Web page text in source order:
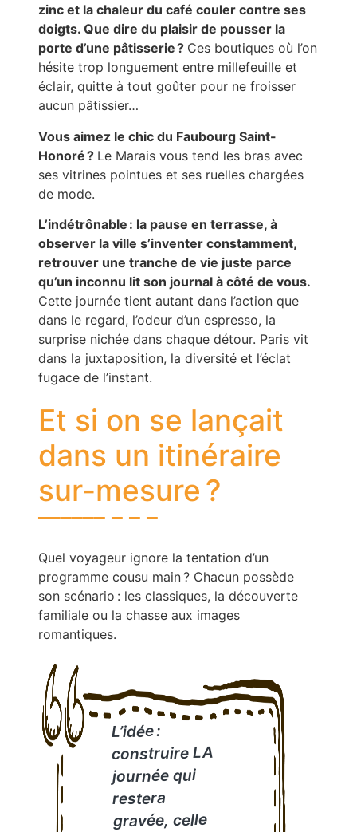
zinc et la chaleur du café couler contre ses
doigts. Que dire du plaisir de pousser la
porte d’une pâtisserie ? Ces boutiques où l’on
hésite trop longuement entre millefeuille et
éclair, quitte à tout goûter pour ne froisser
aucun pâtissier…
Vous aimez le chic du Faubourg Saint-
Honoré ? Le Marais vous tend les bras avec
ses vitrines pointues et ses ruelles chargées
de mode.
L’indétrônable : la pause en terrasse, à
observer la ville s’inventer constamment,
retrouver une tranche de vie juste parce
qu’un inconnu lit son journal à côté de vous.
Cette journée tient autant dans l’action que
dans le regard, l’odeur d’un espresso, la
surprise nichée dans chaque détour. Paris vit
dans la juxtaposition, la diversité et l’éclat
fugace de l’instant.
Et si on se lançait
dans un itinéraire
sur-mesure ?
Quel voyageur ignore la tentation d’un
programme cousu main ? Chacun possède
son scénario : les classiques, la découverte
familiale ou la chasse aux images
romantiques.
L’idée :
construire LA
journée qui
restera
gravée, celle